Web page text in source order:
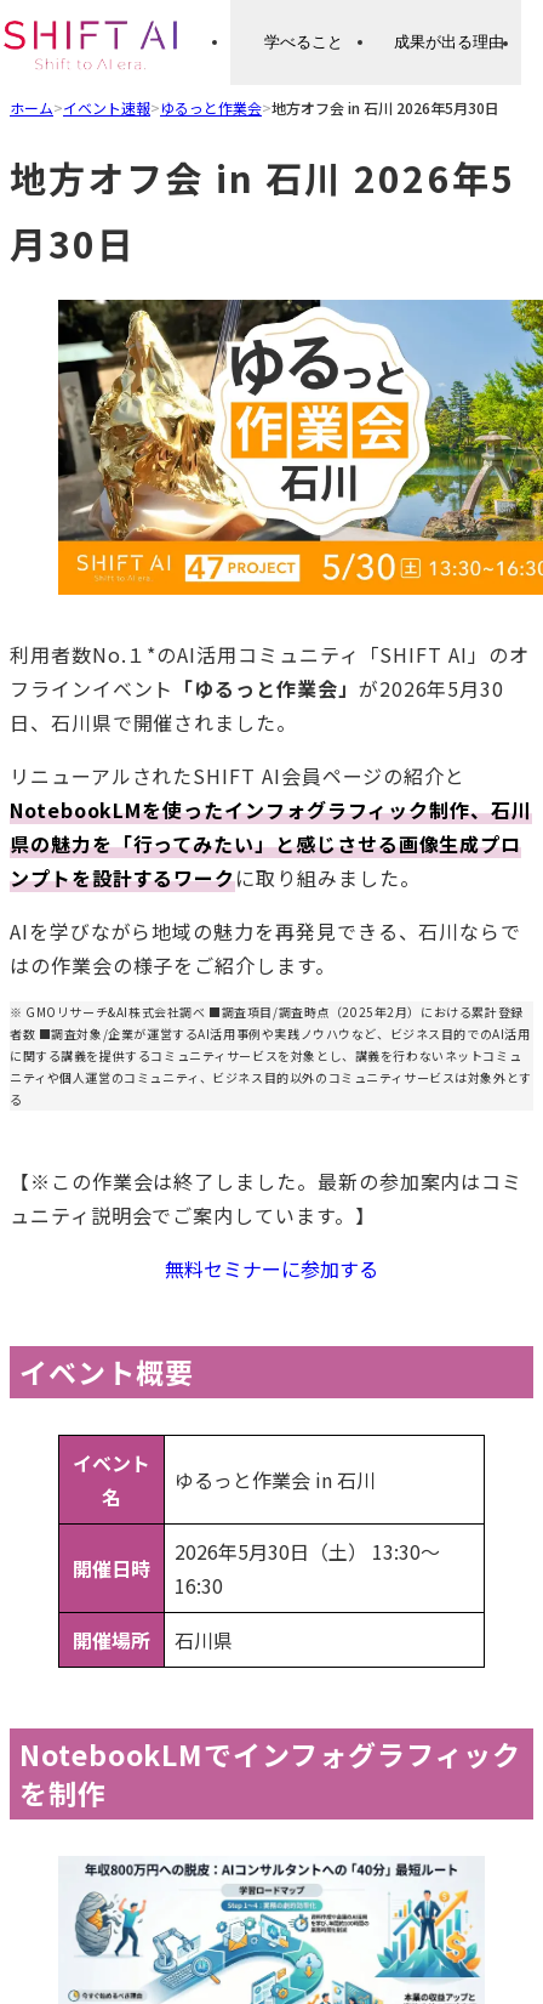
学べること 成果が出る理由
ホーム>イベント速報>ゆるっと作業会>地方オフ会 in 石川 2026年5月30日
地方オフ会 in 石川 2026年5
月30日
利用者数No.１*のAI活用コミュニティ「SHIFT AI」のオ
フラインイベント 「ゆるっと作業会」 が2026年5月30
日、石川県で開催されました。
リニューアルされたSHIFT AI会員ページの紹介と
NotebookLMを使ったインフォグラフィック制作、石川
県の魅力を「行ってみたい」と感じさせる画像生成プロ
ンプトを設計するワークに取り組みました。
AIを学びながら地域の魅力を再発見できる、石川ならで
はの作業会の様子をご紹介します。
※ GMOリサーチ&AI株式会社調べ ■調査項目/調査時点（2025年2月）における累計登録
者数 ■調査対象/企業が運営するAI活用事例や実践ノウハウなど、ビジネス目的でのAI活用
に関する講義を提供するコミュニティサービスを対象とし、講義を行わないネットコミュ
ニティや個人運営のコミュニティ、ビジネス目的以外のコミュニティサービスは対象外とす
る
【※この作業会は終了しました。最新の参加案内はコミ
ュニティ説明会でご案内しています。】
無料セミナーに参加する
イベント概要
イベント
名
ゆるっと作業会 in 石川
開催日時
2026年5月30日（土） 13:30〜
16:30
開催場所
石川県
NotebookLMでインフォグラフィック
を制作